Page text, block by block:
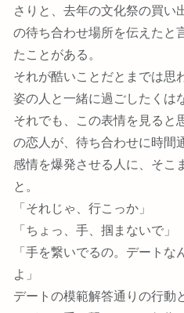
さりと、去年の文化祭の買い
の待ち合わせ場所を伝えたと
たことがある。
それが酷いことだとまでは思
姿の人と一緒に過ごしたくは
それでも、この表情を見ると
の恋人が、待ち合わせに時間
感情を爆発させる人に、そこ
と。
「それじゃ、行こっか」
「ちょっ、手、掴まないで」
「手を繋いでるの。デート
よ」
デートの模範解答通りの行動